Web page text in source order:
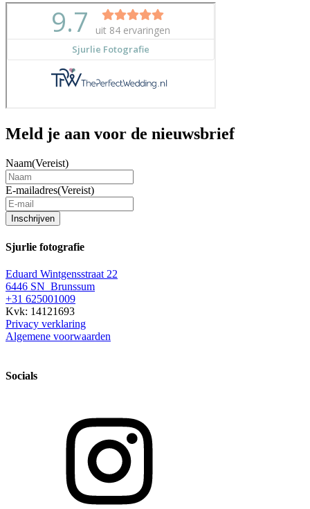
Meld je aan voor de nieuwsbrief
Naam(Vereist)
E-mailadres(Vereist)
Inschrijven
Sjurlie fotografie
Eduard Wintgensstraat 22
6446 SN Brunssum
+31 625001009
Kvk: 14121693
Privacy verklaring
Algemene voorwaarden
Socials